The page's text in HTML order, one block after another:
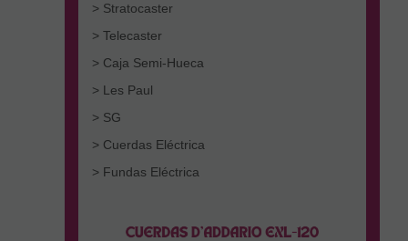
> Stratocaster
> Telecaster
> Caja Semi-Hueca
> Les Paul
> SG
> Cuerdas Eléctrica
> Fundas Eléctrica